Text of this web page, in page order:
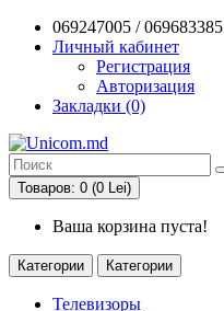
069247005 / 069683385
Личный кабинет
Регистрация
Авторизация
Закладки (0)
Товаров: 0 (0 Lei)
Ваша корзина пуста!
Категории Категории
Телевизоры